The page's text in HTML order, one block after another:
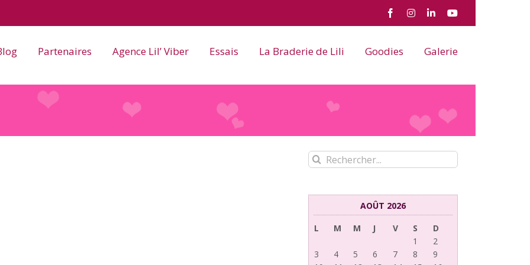
FacebookInstagram
LinkedInYouTube
Partenaires Agence Lil’ Viber Essais La Braderie de Lili Goodies Galerie
Rechercher:
AOÛT 2026
L
M M J V S
D
1
2
3
4 5 6 7 8
9